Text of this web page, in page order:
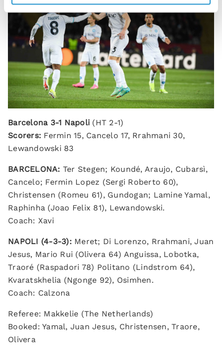
Barcelona 3-1 Napoli (HT 2-1)
Scorers: Fermin 15, Cancelo 17, Rrahmani 30,
Lewandowski 83
BARCELONA: Ter Stegen; Koundé, Araujo, Cubarsì,
Cancelo; Fermin Lopez (Sergi Roberto 60),
Christensen (Romeu 61), Gundogan; Lamine Yamal,
Raphinha (Joao Felix 81), Lewandowski.
Coach: Xavi
NAPOLI (4-3-3): Meret; Di Lorenzo, Rrahmani, Juan
Jesus, Mario Rui (Olivera 64) Anguissa, Lobotka,
Traoré (Raspadori 78) Politano (Lindstrom 64),
Kvaratskhelia (Ngonge 92), Osimhen.
Coach: Calzona
Referee: Makkelie (The Netherlands)
Booked: Yamal, Juan Jesus, Christensen, Traore,
Olivera